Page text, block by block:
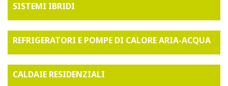
SISTEMI IBRIDI
REFRIGERATORI E POMPE DI CALORE ARIA-ACQUA
CALDAIE RESIDENZIALI